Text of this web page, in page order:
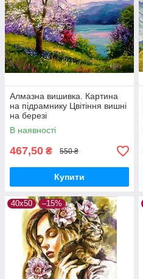
Алмазна вишивка. Картина
на підрамнику Цвітіння вишні
на березі
озера.Худ.Дарчук.О. , розмір
40х50см
В наявності
467,50 ₴ 550 ₴
Купити
40х50 –15%